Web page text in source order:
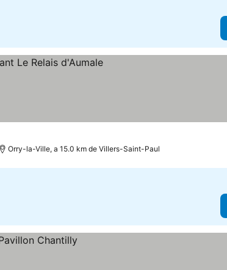
Orry-la-Ville, a 15.0 km de Villers-Saint-Paul